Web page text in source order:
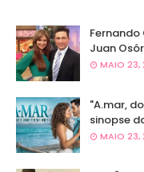
Juan
MAIO 23,
"A.mar,
sinopse
MAIO 23,